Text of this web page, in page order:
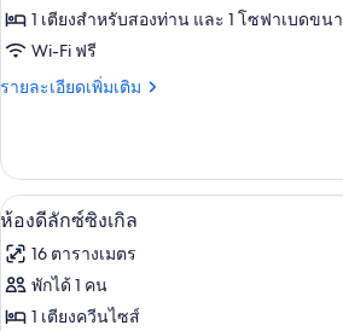
ของ
ห้อง
ดี
ซ์
(Grand)
1 เตียงสำหรับสองท่าน และ 1 โซฟาเบดขน
Wi-Fi ฟรี
รายละเอียดเพิ่มเติม
ราย
เกี่ยว
กับ
ห้อง
ลัก
ซ์
(Grand)
เปิด
ภาพถ่าย
ทั้งหมด
ของ
ห้องดีลัก
4
ห้องดีลักซ์ซิงเกิล
16 ตารางเมตร
พักได้ 1 คน
1 เตียงควีนไซส์